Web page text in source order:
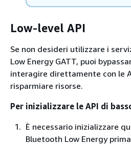
Low-level API
Se non desideri utilizzare i
Low Energy GATT, puoi
interagire direttamente con le
risparmiare risorse.
Per inizializzare le API di
È necessario inizializzare
Bluetooth Low Energy